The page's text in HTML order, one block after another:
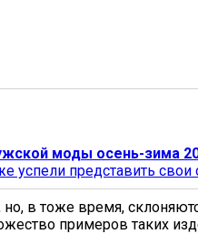
моды осень-зима
успели представить
в тоже время,
примеров таких